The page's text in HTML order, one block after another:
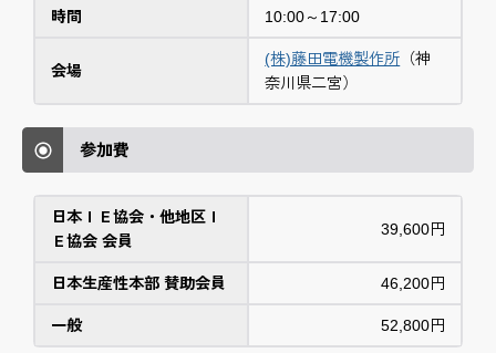
時間 10:00～17:00
会場
(株)藤田電機製作所 （神
奈川県二宮）
参加費
日本ＩＥ協会・他地区Ｉ
Ｅ協会 会員
39,600円
日本生産性本部 賛助会員 46,200円
一般 52,800円